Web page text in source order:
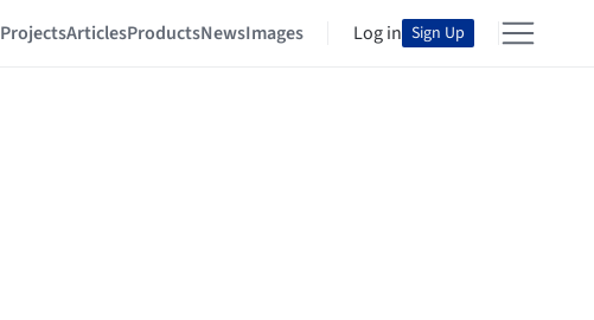
ProjectsArticlesProductsNewsImages Log in Sign Up